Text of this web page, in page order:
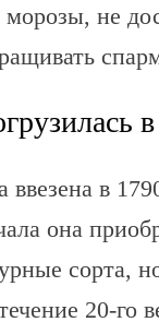
не
в
она
сорта,
20-го